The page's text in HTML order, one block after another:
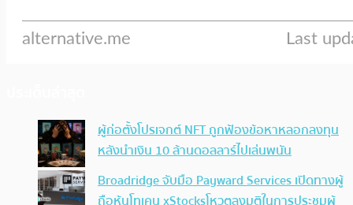
ผู้ก่อตั้งโปรเจกต์ NFT ถูกฟ้องข้อหาหลอกลงทุน
หลังนำเงิน 10 ล้านดอลลาร์ไปเล่นพนัน
Broadridge จับมือ Payward Services เปิดทางผู้